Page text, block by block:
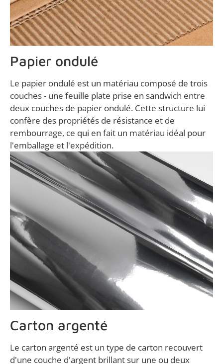
Papier ondulé
Le papier ondulé est un matériau composé de trois
couches - une feuille plate prise en sandwich entre
deux couches de papier ondulé. Cette structure lui
confère des propriétés de résistance et de
rembourrage, ce qui en fait un matériau idéal pour
l'emballage et l'expédition.
Carton argenté
Le carton argenté est un type de carton recouvert
d'une couche d'argent brillant sur une ou deux